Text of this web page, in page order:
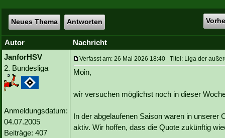
Neues Thema Antworten
Autor
Nachricht
JanforHSV
2. Bundesliga
Anmeldungsdatum:
04.07.2005
Beiträge: 407
Verfasst am: 26 Mai 2026 18:40 Titel: Liga der
Moin,
wir versuchen möglichst noch in dieser
In der abgelaufenen Saison waren in
aktiv. Wir hoffen, dass die Quote zukünftig